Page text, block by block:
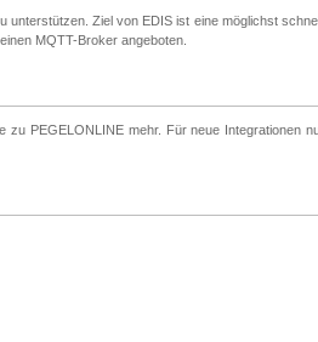
Ziel von EDIS ist eine möglichst
MQTT-Broker angeboten.
PEGELONLINE mehr. Für neue Integrationen